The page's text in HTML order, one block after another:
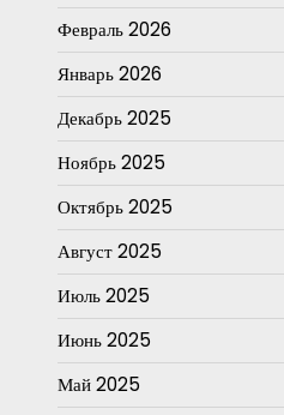
Февраль 2026
Январь 2026
Декабрь 2025
Ноябрь 2025
Октябрь 2025
Август 2025
Июль 2025
Июнь 2025
Май 2025